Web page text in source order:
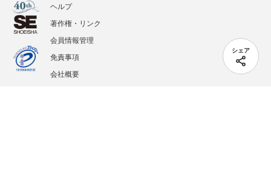
シェア
ヘルプ
著作権・リンク
会員情報管理
免責事項
会社概要